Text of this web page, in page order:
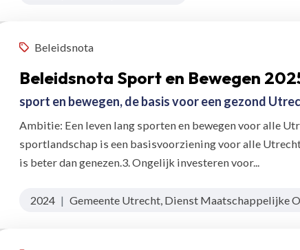
Beleidsnota
Beleidsnota Sport en Bewegen
sport en bewegen, de basis voor een gezond
Ambitie: Een leven lang sporten en bewegen voor alle
sportlandschap is een basisvoorziening voor alle
is beter dan genezen.3. Ongelijk investeren voor...
2024 | Gemeente Utrecht, Dienst Maatschappelijke